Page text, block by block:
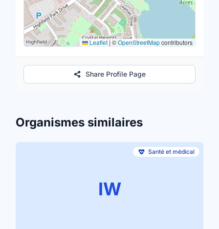
Leaflet|©OpenStreetMapcontributors
Share Profile Page
Organismes similaires
IW
Santé et médical